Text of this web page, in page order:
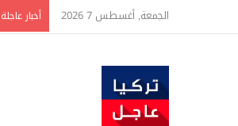
الجمعة, أغسطس 7 2026 أخبار عاجلة